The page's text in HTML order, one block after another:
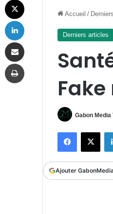
Accueil /
Derniers articles
Gabon Media
FacebookX
Ajouter